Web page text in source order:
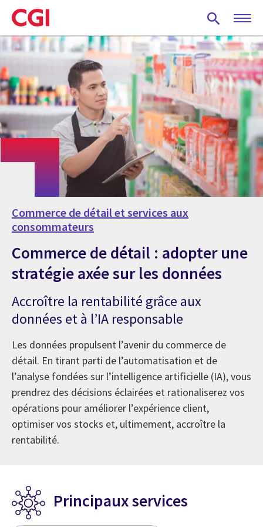
Skip
to
main
content
Commerce de détail et services aux
consommateurs
Commerce de détail : adopter une
stratégie axée sur les données
Accroître la rentabilité grâce aux
données et à l’IA responsable
Les données propulsent l’avenir du commerce de
détail. En tirant parti de l’automatisation et de
l’analyse fondées sur l’intelligence artificielle (IA), vous
prendrez des décisions éclairées et rationaliserez vos
opérations pour améliorer l’expérience client,
optimiser vos stocks et, ultimement, accroître la
rentabilité.
Principaux services